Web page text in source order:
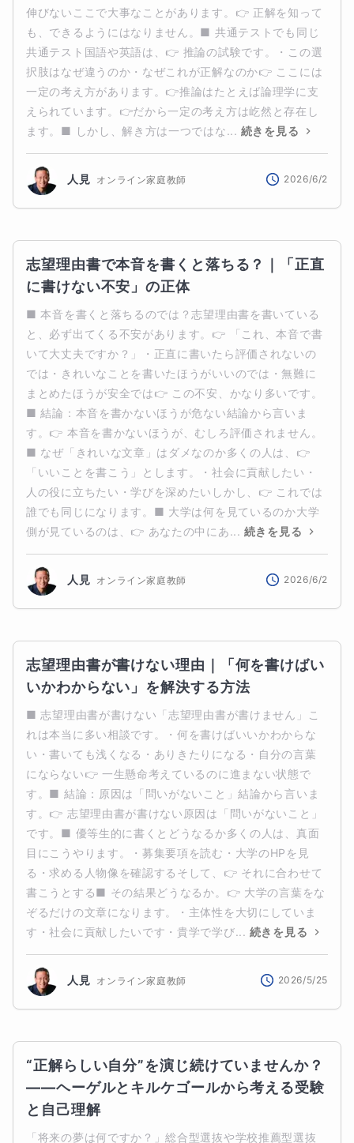
伸びないここで大事なことがあります。👉 正解を知って
も、できるようにはなりません。■ 共通テストでも同じ
共通テスト国語や英語は、👉 推論の試験です。・この選
択肢はなぜ違うのか・なぜこれが正解なのか👉 ここには
一定の考え方があります。👉推論はたとえば論理学に支
えられています。👉だから一定の考え方は屹然と存在し
ます。■ しかし、解き方は一つではな... 続きを見る
人見 オンライン家庭教師 2026/6/2
志望理由書で本音を書くと落ちる？｜「正直
に書けない不安」の正体
■ 本音を書くと落ちるのでは？志望理由書を書いている
と、必ず出てくる不安があります。👉 「これ、本音で書
いて大丈夫ですか？」・正直に書いたら評価されないの
では・きれいなことを書いたほうがいいのでは・無難に
まとめたほうが安全では👉 この不安、かなり多いです。
■ 結論：本音を書かないほうが危ない結論から言いま
す。👉 本音を書かないほうが、むしろ評価されません。
■ なぜ「きれいな文章」はダメなのか多くの人は、👉
「いいことを書こう」とします。・社会に貢献したい・
人の役に立ちたい・学びを深めたいしかし、👉 これでは
誰でも同じになります。■ 大学は何を見ているのか大学
側が見ているのは、👉 あなたの中にあ... 続きを見る
人見 オンライン家庭教師 2026/6/2
志望理由書が書けない理由｜「何を書けばい
いかわからない」を解決する方法
■ 志望理由書が書けない「志望理由書が書けません」こ
れは本当に多い相談です。・何を書けばいいかわからな
い・書いても浅くなる・ありきたりになる・自分の言葉
にならない👉 一生懸命考えているのに進まない状態で
す。■ 結論：原因は「問いがないこと」結論から言いま
す。👉 志望理由書が書けない原因は「問いがないこと」
です。■ 優等生的に書くとどうなるか多くの人は、真面
目にこうやります。・募集要項を読む・大学のHPを見
る・求める人物像を確認するそして、👉 それに合わせて
書こうとする■ その結果どうなるか。👉 大学の言葉をな
ぞるだけの文章になります。・主体性を大切にしていま
す・社会に貢献したいです・貴学で学び... 続きを見る
人見 オンライン家庭教師 2026/5/25
“正解らしい自分”を演じ続けていませんか？
――ヘーゲルとキルケゴールから考える受験
と自己理解
「将来の夢は何ですか？」総合型選抜や学校推薦型選抜